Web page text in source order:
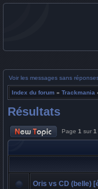
Voir les messages sans
Index du forum » Trackmania
Résultats
Page 1 sur 1
Oris vs CD (belle)